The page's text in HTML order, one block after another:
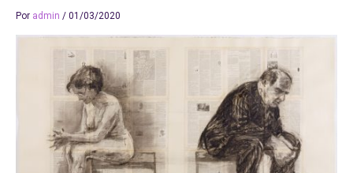
Por admin / 01/03/2020